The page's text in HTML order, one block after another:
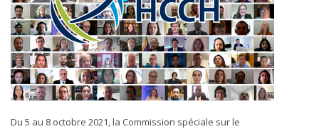
Du 5 au 8 octobre 2021, la Commission spéciale sur le